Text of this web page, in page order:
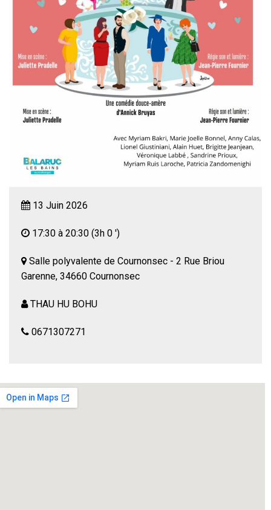
13 Juin 2026
17:30 à 20:30 (3h 0 ')
Salle polyvalente de Cournonsec - 2 Rue Briou
Garenne, 34660 Cournonsec
THAU HU BOHU
0671307271
Une comédie douce-amère d’après Annick Bruyas.